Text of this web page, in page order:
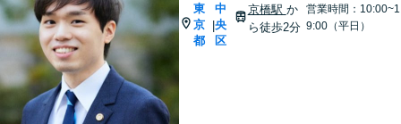
東
京
都
|
中
央
区
京橋駅 か
ら徒歩2分
営業時間：10:00~1
9:00（平日）